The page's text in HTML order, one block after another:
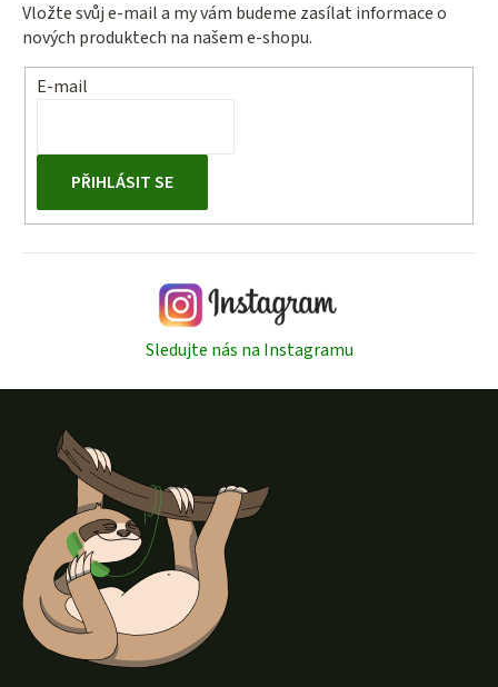
Vložte svůj e-mail a my vám budeme zasílat informace o
nových produktech na našem e-shopu.
E-mail
PŘIHLÁSIT SE
Sledujte nás na Instagramu